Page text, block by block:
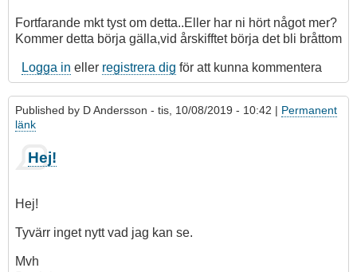
Fortfarande mkt tyst om detta..Eller har ni hört något mer?
Kommer detta börja gälla,vid årskifftet börja det bli bråttom
Logga in eller registrera dig för att kunna kommentera
Published by D Andersson - tis, 10/08/2019 - 10:42 | Permanent
länk
Hej!
Hej!
Tyvärr inget nytt vad jag kan se.
Mvh